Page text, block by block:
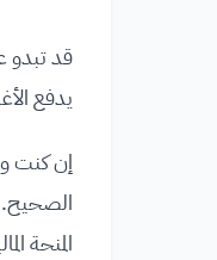
قد تبدو
يدفع
إن كنت
المنحة